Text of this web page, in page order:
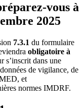
vous à
2025
7.3.1 du formulaire
obligatoire à
s’inscrit dans une
de vigilance, de
et
normes IMDRF.